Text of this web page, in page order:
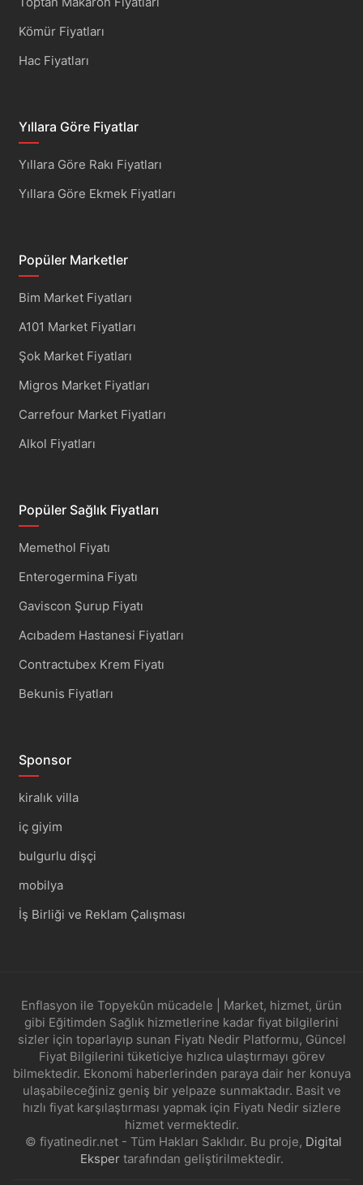
Kömür Fiyatları
Hac Fiyatları
Yıllara Göre Fiyatlar
Yıllara Göre Rakı Fiyatları
Yıllara Göre Ekmek Fiyatları
Popüler Marketler
Bim Market Fiyatları
A101 Market Fiyatları
Şok Market Fiyatları
Migros Market Fiyatları
Carrefour Market Fiyatları
Alkol Fiyatları
Popüler Sağlık Fiyatları
Memethol Fiyatı
Enterogermina Fiyatı
Gaviscon Şurup Fiyatı
Acıbadem Hastanesi Fiyatları
Contractubex Krem Fiyatı
Bekunis Fiyatları
Sponsor
kiralık villa
iç giyim
bulgurlu dişçi
mobilya
İş Birliği ve Reklam Çalışması
Enflasyon ile Topyekûn mücadele | Market, hizmet, ürün
gibi Eğitimden Sağlık hizmetlerine kadar fiyat bilgilerini
sizler için toparlayıp sunan Fiyatı Nedir Platformu, Güncel
Fiyat Bilgilerini tüketiciye hızlıca ulaştırmayı görev
bilmektedir. Ekonomi haberlerinden paraya dair her konuya
ulaşabileceğiniz geniş bir yelpaze sunmaktadır. Basit ve
hızlı fiyat karşılaştırması yapmak için Fiyatı Nedir sizlere
hizmet vermektedir.
© fiyatinedir.net - Tüm Hakları Saklıdır. Bu proje, Digital
Ekspertarafından geliştirilmektedir.